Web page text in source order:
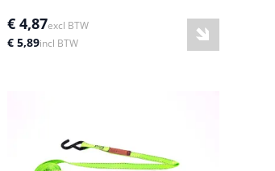
€ 4,87excl BTW
€ 5,89incl BTW